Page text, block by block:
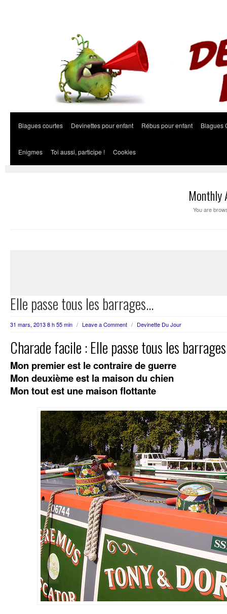
Blagues courtes Devinettes pour enfant Rébus pour enfant Blagues
Enigmes Toi aussi, participe ! Cookies
Monthly
You are
Elle passe tous les barrages…
31 mars, 2013 8 h 55 min / Leave a Comment / Devinette Du Jour
Charade facile : Elle passe tous les
Mon premier est le contraire de guerre
Mon deuxième est la maison du chien
Mon tout est une maison flottante